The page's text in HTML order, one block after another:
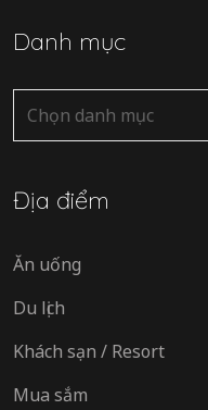
Danh mục
Danh
mục
Địa điểm
Ăn uống
Du lịch
Khách sạn / Resort
Mua sắm